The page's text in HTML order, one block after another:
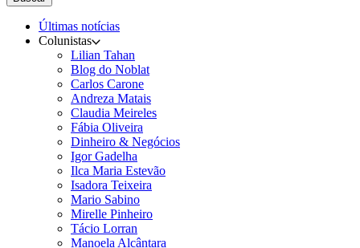
Últimas notícias
Colunistas
Lilian Tahan
Blog do Noblat
Carlos Carone
Andreza Matais
Claudia Meireles
Fábia Oliveira
Dinheiro & Negócios
Igor Gadelha
Ilca Maria Estevão
Isadora Teixeira
Mario Sabino
Mirelle Pinheiro
Tácio Lorran
Manoela Alcântara